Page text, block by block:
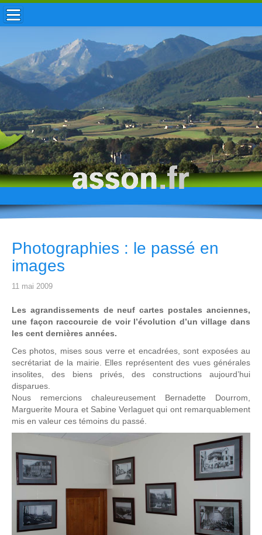
ACCUEIL / INFOS
MUNICIPALITÉ
VIE LOCALE
ENFANCE
TOURISME
HISTOIRE
Photographies : le passé en
images
11 mai 2009
Les agrandissements de neuf cartes postales anciennes,
une façon raccourcie de voir l’évolution d’un village dans
les cent dernières années.
Ces photos, mises sous verre et encadrées, sont exposées au
secrétariat de la mairie. Elles représentent des vues générales
insolites, des biens privés, des constructions aujourd’hui
disparues.
Nous remercions chaleureusement Bernadette Dourrom,
Marguerite Moura et Sabine Verlaguet qui ont remarquablement
mis en valeur ces témoins du passé.